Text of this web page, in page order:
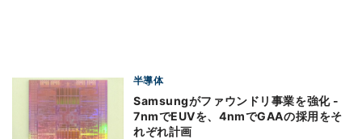
半導体
Samsungがファウンドリ事業を強化 -
7nmでEUVを、4nmでGAAの採用をそ
れぞれ計画